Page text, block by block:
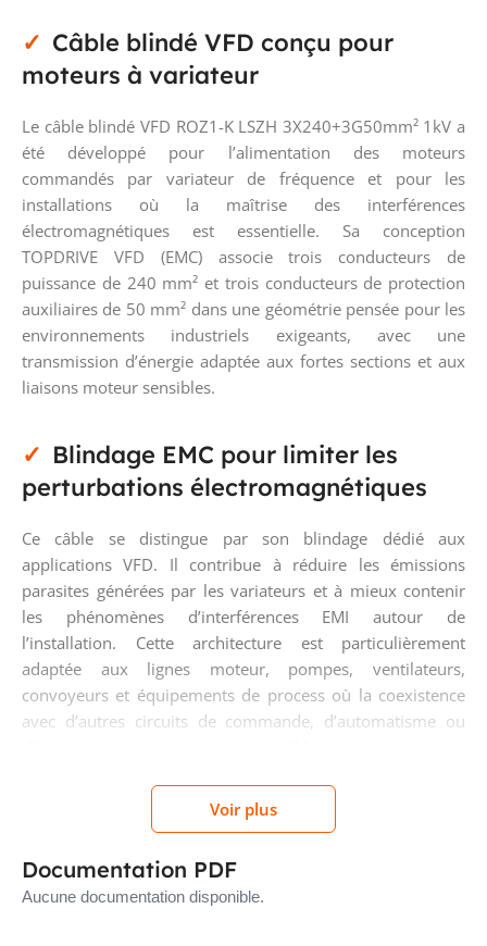
Câble blindé VFD conçu pour
moteurs à variateur
Le câble blindé VFD ROZ1-K LSZH 3X240+3G50mm² 1kV a
été développé pour l’alimentation des moteurs
commandés par variateur de fréquence et pour les
installations où la maîtrise des interférences
électromagnétiques est essentielle. Sa conception
TOPDRIVE VFD (EMC) associe trois conducteurs de
puissance de 240 mm² et trois conducteurs de protection
auxiliaires de 50 mm² dans une géométrie pensée pour les
environnements industriels exigeants, avec une
transmission d’énergie adaptée aux fortes sections et aux
liaisons moteur sensibles.
Blindage EMC pour limiter les
perturbations électromagnétiques
Ce câble se distingue par son blindage dédié aux
applications VFD. Il contribue à réduire les émissions
parasites générées par les variateurs et à mieux contenir
les phénomènes d’interférences EMI autour de
l’installation. Cette architecture est particulièrement
adaptée aux lignes moteur, pompes, ventilateurs,
convoyeurs et équipements de process où la coexistence
avec d’autres circuits de commande, d’automatisme ou
Configuration 3X240+3G50
optimisée pour les liaisons moteur
Voir plus
Documentation PDF
Aucune documentation disponible.